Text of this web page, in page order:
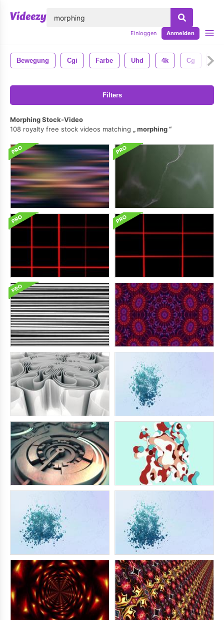
Einloggen Anmelden
Bewegung Cgi Farbe Uhd 4k Cg
Filters
Morphing Stock-Video
108 royalty free stock videos matching
morphing